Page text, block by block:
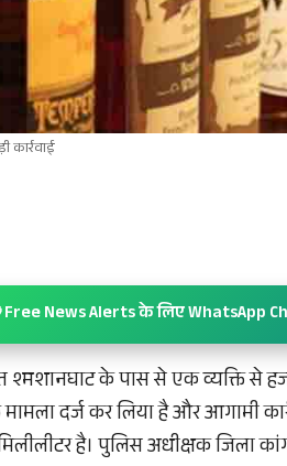
Free News Alerts के लिए WhatsApp
के पास से एक व्यक्ति से
दर्ज कर लिया है और आगामी
है। पुलिस अधीक्षक जिला